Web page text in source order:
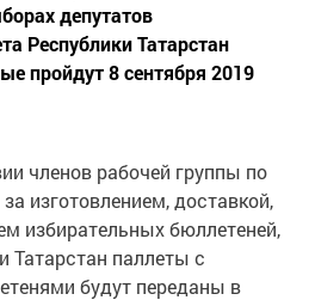
депутатов
Республики Татарстан
пройдут 8 сентября 2019
членов рабочей группы по
изготовлением, доставкой,
избирательных бюллетеней,
Татарстан паллеты с
будут переданы в